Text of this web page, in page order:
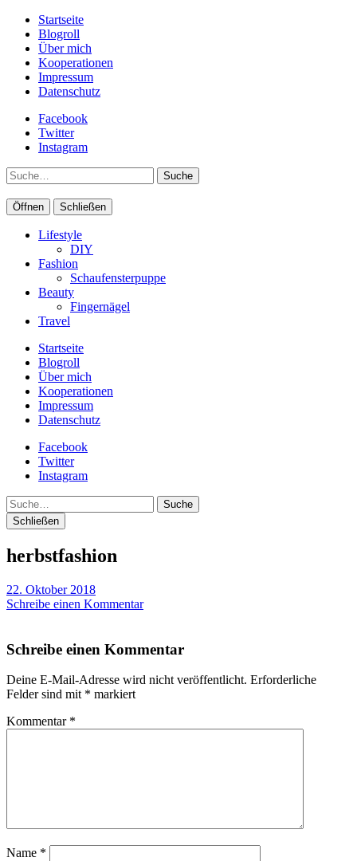
Startseite
Blogroll
Über mich
Kooperationen
Impressum
Datenschutz
Facebook
Twitter
Instagram
Suche
Öffnen Schließen
Lifestyle
DIY
Fashion
Schaufensterpuppe
Beauty
Fingernägel
Travel
Startseite
Blogroll
Über mich
Kooperationen
Impressum
Datenschutz
Facebook
Twitter
Instagram
Suche
Schließen
herbstfashion
22. Oktober 2018
Schreibe einen Kommentar
Schreibe einen Kommentar
Deine E-Mail-Adresse wird nicht veröffentlicht. Erforderliche
Felder sind mit * markiert
Kommentar *
Name *